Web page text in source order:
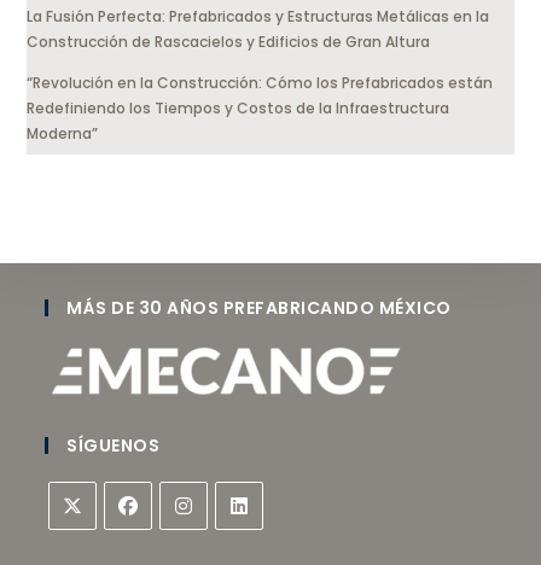
La Fusión Perfecta: Prefabricados y Estructuras Metálicas en la
Construcción de Rascacielos y Edificios de Gran Altura
“Revolución en la Construcción: Cómo los Prefabricados están
Redefiniendo los Tiempos y Costos de la Infraestructura
Moderna”
MÁS DE 30 AÑOS PREFABRICANDO MÉXICO
SÍGUENOS